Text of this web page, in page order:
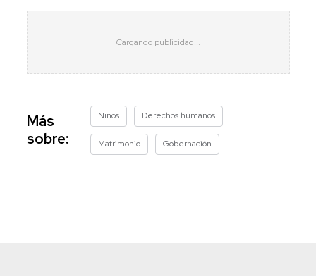
Más
sobre:
Niños Derechos humanos
Matrimonio Gobernación